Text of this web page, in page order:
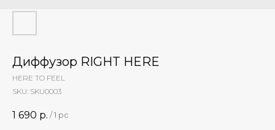
Диффузор RIGHT HERE
HERE TO FEEL
SKU: SKU0003
1 690 р. / 1 pc